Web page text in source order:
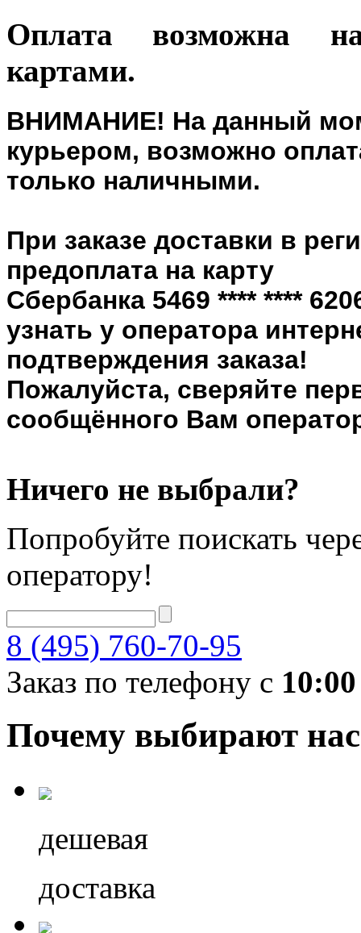
Оплата возможна
картами.
ВНИМАНИЕ! На данный
курьером, возможно
только наличными.
При заказе доставки в
предоплата на карту
Сбербанка 5469 **** ****
узнать у оператора
подтверждения заказа!
Пожалуйста, сверяйте
сообщённого Вам
Ничего не выбрали?
Попробуйте поискать
оператору!
8 (495) 760-70-95
Заказ по телефону с 10:00
Почему выбирают нас
дешевая
доставка